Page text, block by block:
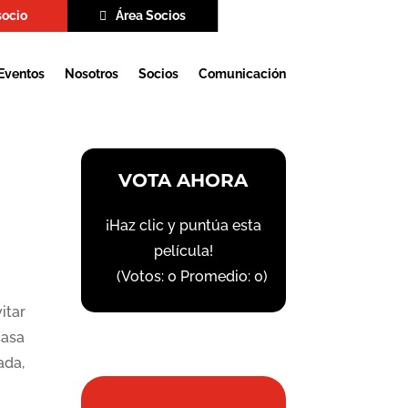
Área Socios
Nosotros Socios Comunicación
VOTA AHORA
¡Haz clic y puntúa esta
película!
(Votos:0 Promedio:0)